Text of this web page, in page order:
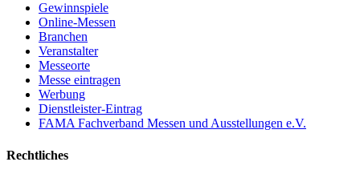
Gewinnspiele
Online-Messen
Branchen
Veranstalter
Messeorte
Messe eintragen
Werbung
Dienstleister-Eintrag
FAMA Fachverband Messen und Ausstellungen e.V.
Rechtliches